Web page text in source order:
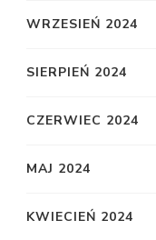
WRZESIEŃ 2024
SIERPIEŃ 2024
CZERWIEC 2024
MAJ 2024
KWIECIEŃ 2024